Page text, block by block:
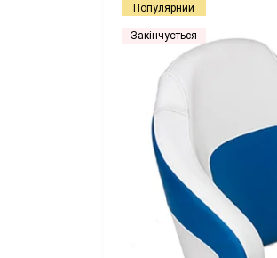
Популярний
Закінчується